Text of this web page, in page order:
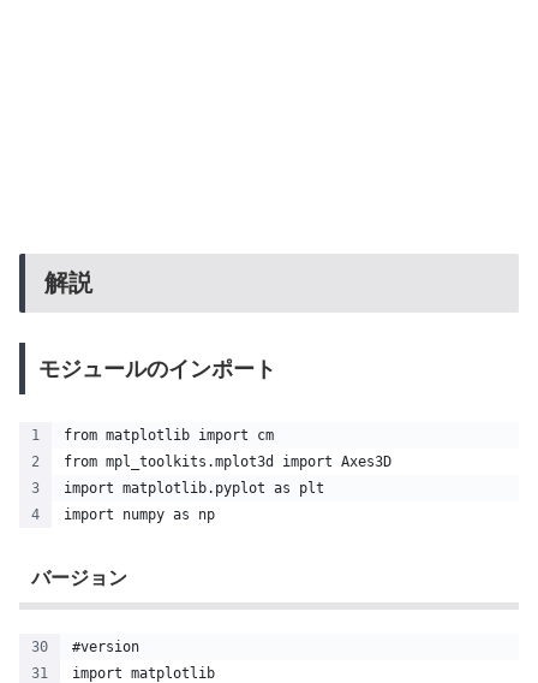
解説
モジュールのインポート
from matplotlib import cm
from mpl_toolkits.mplot3d import Axes3D
import matplotlib.pyplot as plt
import numpy as np
バージョン
#version
import matplotlib